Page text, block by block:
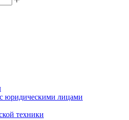
юридическими лицами
техники